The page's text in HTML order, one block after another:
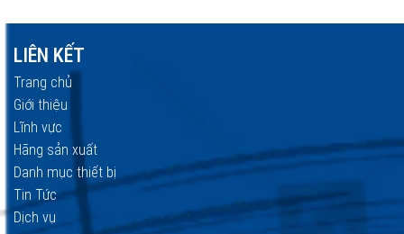
LIÊN KẾT
Trang chủ
Giới thiệu
Lĩnh vực
Hãng sản xuất
Danh mục thiết bị
Tin Tức
Dịch vụ